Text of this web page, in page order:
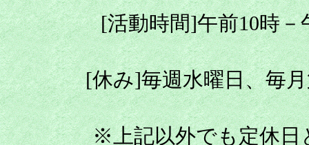
[活動時間]午前10時
[休み]毎週水曜日、毎
※上記以外でも定休日